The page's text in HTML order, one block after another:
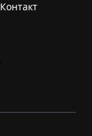
Контакт